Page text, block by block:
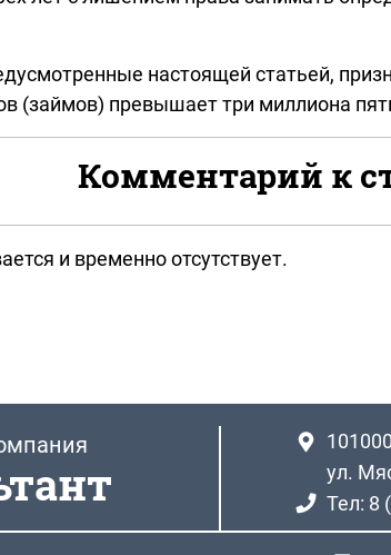
настоящей статьей,
(займов) превышает три миллиона
Комментарий к
и временно отсутствует.
101000
ул.
Тел: 8